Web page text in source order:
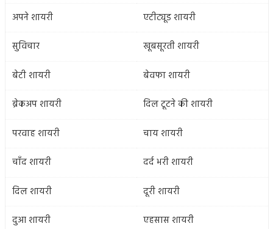
अपने शायरी
एटीट्यूड शायरी
सुविचार
खूबसूरती शायरी
बेटी शायरी
बेवफा शायरी
ब्रेकअप शायरी
दिल टूटने की शायरी
परवाह शायरी
चाय शायरी
चाँद शायरी
दर्द भरी शायरी
दिल शायरी
दूरी शायरी
दुआ शायरी
एहसास शायरी